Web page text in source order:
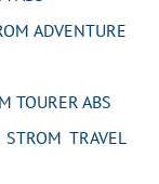
ADVENTURE
ABS
TRAVEL